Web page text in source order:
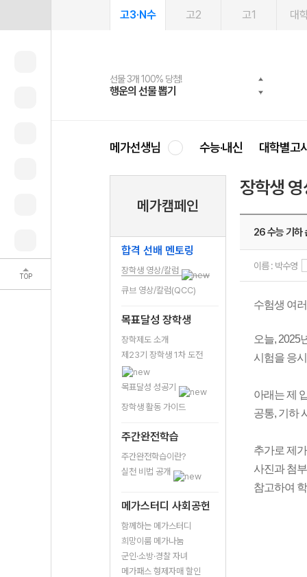
TOP
고3·N수 고2 고1 대
선물 3개 100% 당첨!
행운의 선물 뽑기
선물 100% 증정!
메가스터디 X 올리브
여름방학 스터디 캐시백
메가런 썸머스쿨
2027 러셀 단과
강사 공개선발
스마트러닝앱
설문 EVENT
메가패스
3일 무료 체험권
메가패스 수강생 무료혜택!
메가클럽 멤버십
사회공헌 캠페인
희망이룸 메가나눔
메가선생님 수능·내신 대학별고
메가캠페인
합격 선배 멘토링
장학생 영상/칼럼
큐브 영상/칼럼(QCC)
목표달성 장학생
장학제도 소개
제23기 장학생 1차 도전
목표달성 성공기
장학생 활동 가이드
주간완전학습
주간완전학습이란?
실천 비법 공개
메가스터디 사회공헌
함께하는 메가스터디
희망이룸 메가나눔
군인·소방·경찰 자녀
메가패스 형제자매 할인
장학생
26 수능 기하
이름 : 박수영
수험생 여
오늘, 2025
시험을 응
아래는 제
공통, 기하
추가로 제
사진과첨
참고하여